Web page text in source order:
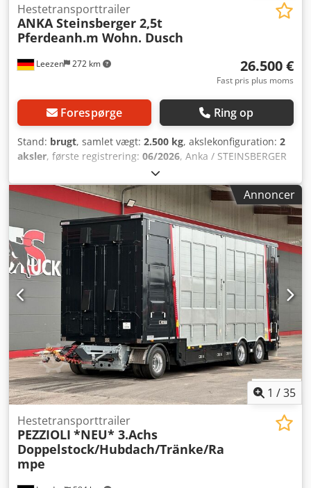
Leezen 272 km
Hestetransporttrailer
ANKA Steinsberger 2,5t
Pferdeanh.m Wohn. Dusch
26.500 €
Fast pris plus moms
Forespørge Ring op
Stand: brugt, samlet vægt: 2.500 kg, akslekonfiguration: 2
aksler, første registrering: 06/2026, Anka / STEINSBERGER
2-hestes trailer med beboelse Aluminiumsbund, 2 senge,
fuldt udstyret beboelse, siddegruppe, med bruser,
køleskab, mikroovn, vask, åbningsbart vindue. Codpfeyr U
Avjx Acdjrf Totalvægt: 2.700 kg Kan leveres i alle
specialfarver efter ønske, TV, TÜV-rapport og levering
inden for Tyskland. Forbehold for fejl og ændringer. *
NETTO-SALG MULIGT. * TOP leasingtilbud muligt. Placering
og besigtigelse af vores køretøjer: STX HORSETRUCKS
GERMANY Hamburgerstrasse 65 23816 Leezen Salg og
service af alle mærker inden for hestetransportere og
trailere. Venligst aftal tid for besigtigelse på forhånd.
Kontakt: Richard Theurer, Andreas Theurer.
Annoncer
1 /35
Hestetransporttrailer
PEZZIOLI *NEU* 3.Achs
Doppelstock/Hubdach/Tränke/Ra
mpe